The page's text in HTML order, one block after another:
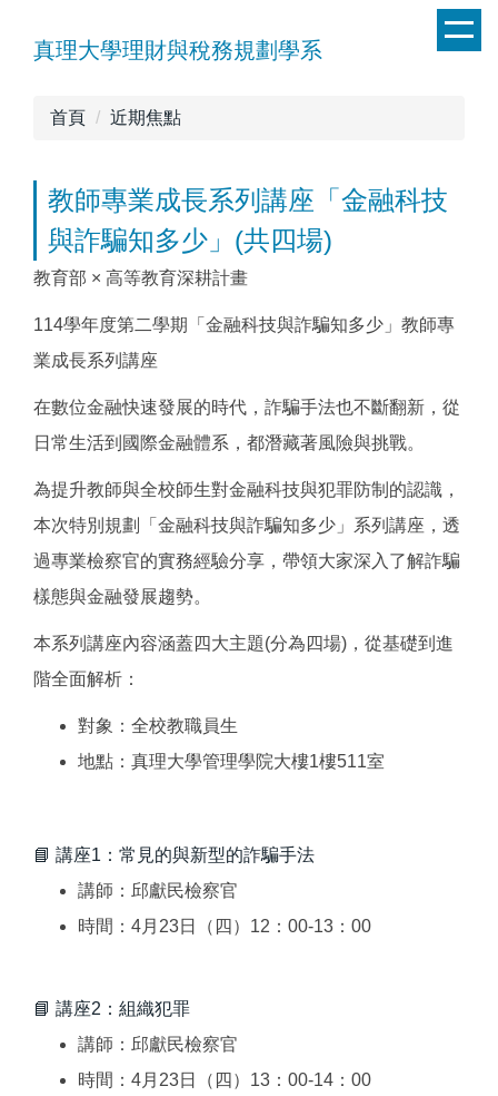
真理大學理財與稅務規劃學系
首頁 近期焦點
教師專業成長系列講座「金融科技
與詐騙知多少」(共四場)
教育部 × 高等教育深耕計畫
114學年度第二學期「金融科技與詐騙知多少」教師專
業成長系列講座
在數位金融快速發展的時代，詐騙手法也不斷翻新，從
日常生活到國際金融體系，都潛藏著風險與挑戰。
為提升教師與全校師生對金融科技與犯罪防制的認識，
本次特別規劃「金融科技與詐騙知多少」系列講座，透
過專業檢察官的實務經驗分享，帶領大家深入了解詐騙
樣態與金融發展趨勢。
本系列講座內容涵蓋四大主題(分為四場)，從基礎到進
階全面解析：
對象：全校教職員生
地點：真理大學管理學院大樓1樓511室
📘 講座1：常見的與新型的詐騙手法
講師：邱獻民檢察官
時間：4月23日（四）12：00-13：00
📘 講座2：組織犯罪
講師：邱獻民檢察官
時間：4月23日（四）13：00-14：00